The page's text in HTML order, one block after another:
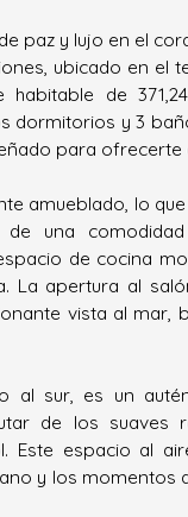
paz y lujo en el
ubicado en el
de
dormitorios y 3
para ofrecerte
amueblado, lo
una comodidad
de cocina
La apertura al
vista al mar,
al sur, es un
de los
Este espacio al
y los momentos